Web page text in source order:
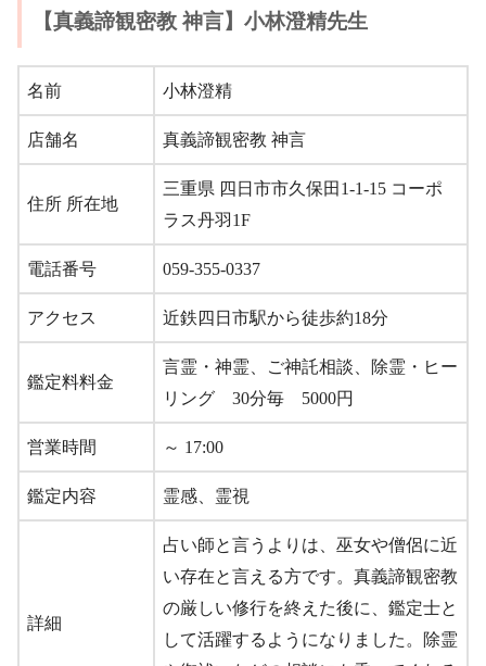
【真義諦観密教 神言】小林澄精先生
名前 小林澄精
店舗名 真義諦観密教 神言
住所 所在地
三重県 四日市市久保田1-1-15 コーポ
ラス丹羽1F
電話番号 059-355-0337
アクセス 近鉄四日市駅から徒歩約18分
鑑定料料金
言霊・神霊、ご神託相談、除霊・ヒー
リング 30分毎 5000円
営業時間 ～ 17:00
鑑定内容 霊感、霊視
詳細
占い師と言うよりは、巫女や僧侶に近
い存在と言える方です。真義諦観密教
の厳しい修行を終えた後に、鑑定士と
して活躍するようになりました。除霊